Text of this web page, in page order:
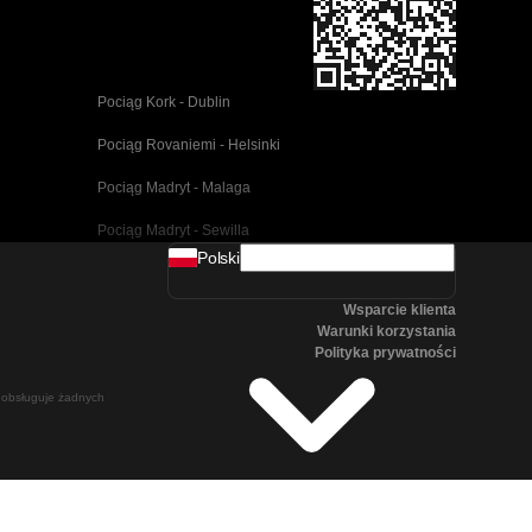
Pociąg Kork - Dublin
Pociąg Rovaniemi - Helsinki
Pociąg Madryt - Malaga
Pociąg Madryt - Sewilla
Pociąg Barcelona - Malaga
Pociąg Seul - Pusan
żadnych
Polski
Wsparcie klienta
Warunki korzystania
Polityka prywatności